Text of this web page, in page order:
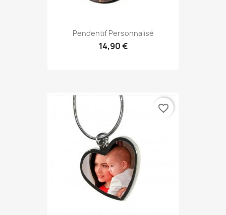
Pendentif Personnalisé
14,90 €
favorite_border